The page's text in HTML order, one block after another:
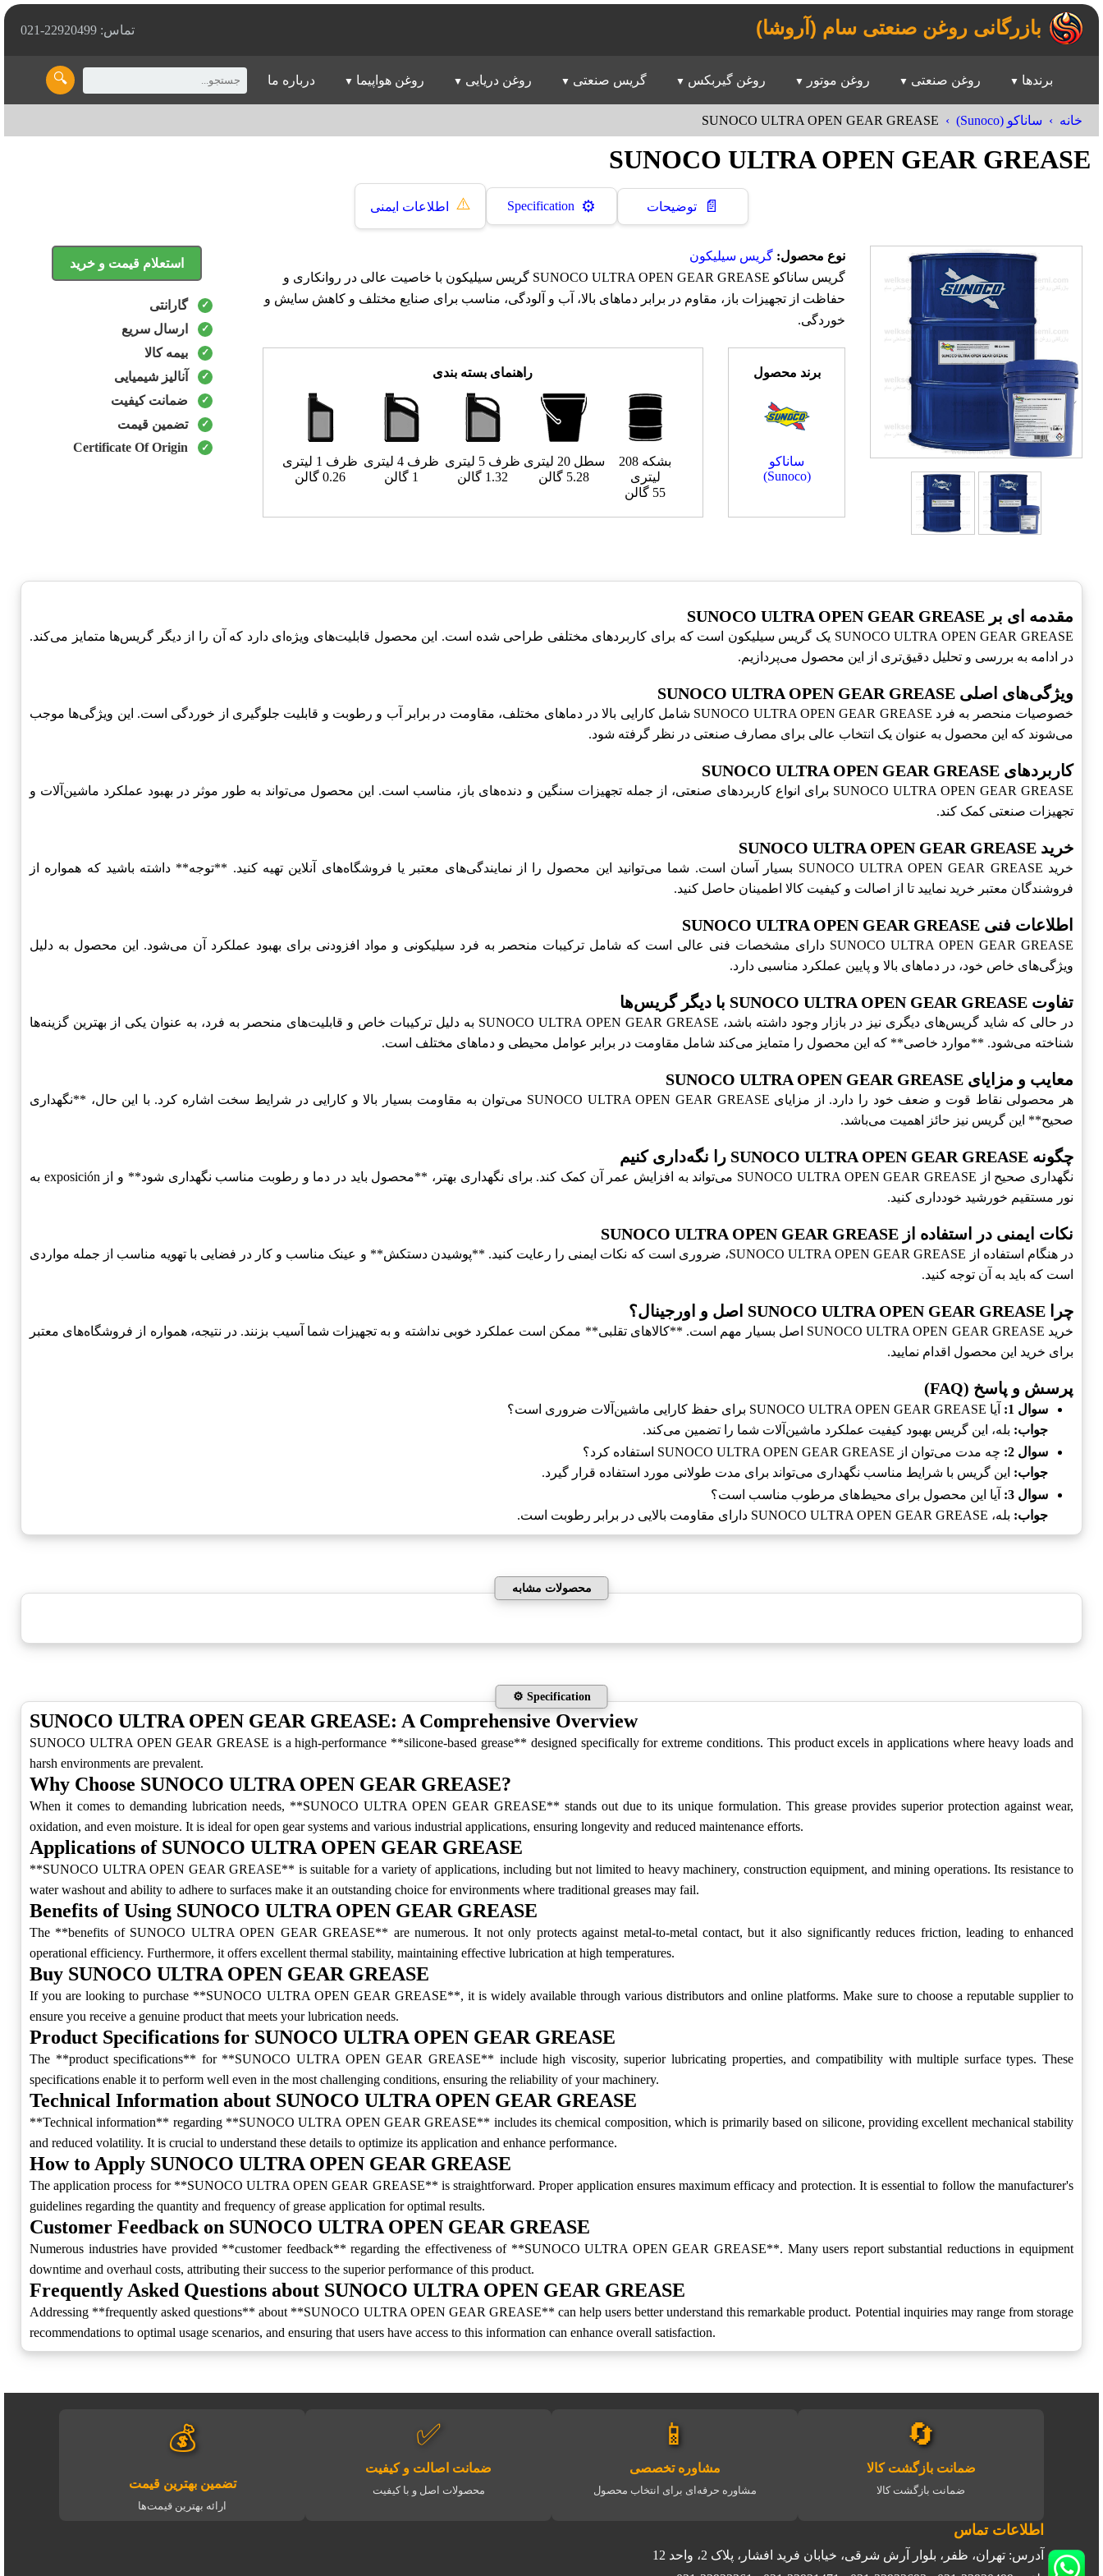
بازرگانی روغن صنعتی سام (آروشا) تماس: 22920499-021
🔍 برندها روغن صنعتی روغن موتور روغن گیربکس گریس صنعتی روغن دریایی روغن هواپیما درباره ما
خانه ساناکو (Sunoco) SUNOCO ULTRA OPEN GEAR GREASE
SUNOCO ULTRA OPEN GEAR GREASE
📄 توضیحات ⚙️
Specification
⚠️ اطلاعات ایمنی
نوع محصول: گریس سیلیکون
گریس ساناکو SUNOCO ULTRA OPEN GEAR GREASE گریس سیلیکون با خاصیت عالی در روانکاری و
حفاظت از تجهیزات باز، مقاوم در برابر دماهای بالا، آب و آلودگی، مناسب برای صنایع مختلف و کاهش سایش و
خوردگی.
برند محصول
ساناکو
(Sunoco)
راهنمای بسته بندی
بشکه 208
لیتری
55 گالن
سطل 20 لیتری
5.28 گالن
ظرف 5 لیتری
1.32 گالن
ظرف 4 لیتری
1 گالن
ظرف 1 لیتری
0.26 گالن
استعلام قیمت و خرید
گارانتی
ارسال سریع
بیمه کالا
آنالیز شیمیایی
ضمانت کیفیت
تضمین قیمت
Certificate Of Origin
مقدمه‌ ای بر SUNOCO ULTRA OPEN GEAR GREASE
SUNOCO ULTRA OPEN GEAR GREASE یک گریس سیلیکون است که برای کاربردهای مختلفی طراحی شده است. این محصول قابلیت‌های ویژه‌ای دارد که آن را از دیگر گریس‌ها متمایز می‌کند.
در ادامه به بررسی و تحلیل دقیق‌تری از این محصول می‌پردازیم.
ویژگی‌های اصلی SUNOCO ULTRA OPEN GEAR GREASE
خصوصیات منحصر به فرد SUNOCO ULTRA OPEN GEAR GREASE شامل کارایی بالا در دماهای مختلف، مقاومت در برابر آب و رطوبت و قابلیت جلوگیری از خوردگی است. این ویژگی‌ها موجب
می‌شوند که این محصول به عنوان یک انتخاب عالی برای مصارف صنعتی در نظر گرفته شود.
کاربردهای SUNOCO ULTRA OPEN GEAR GREASE
SUNOCO ULTRA OPEN GEAR GREASE برای انواع کاربردهای صنعتی، از جمله تجهیزات سنگین و دنده‌های باز، مناسب است. این محصول می‌تواند به طور موثر در بهبود عملکرد ماشین‌آلات و
تجهیزات صنعتی کمک کند.
خرید SUNOCO ULTRA OPEN GEAR GREASE
خرید SUNOCO ULTRA OPEN GEAR GREASE بسیار آسان است. شما می‌توانید این محصول را از نمایندگی‌های معتبر یا فروشگاه‌های آنلاین تهیه کنید. **توجه** داشته باشید که همواره از
فروشندگان معتبر خرید نمایید تا از اصالت و کیفیت کالا اطمینان حاصل کنید.
اطلاعات فنی SUNOCO ULTRA OPEN GEAR GREASE
SUNOCO ULTRA OPEN GEAR GREASE دارای مشخصات فنی عالی است که شامل ترکیبات منحصر به فرد سیلیکونی و مواد افزودنی برای بهبود عملکرد آن می‌شود. این محصول به دلیل
ویژگی‌های خاص خود، در دماهای بالا و پایین عملکرد مناسبی دارد.
تفاوت SUNOCO ULTRA OPEN GEAR GREASE با دیگر گریس‌ها
در حالی که شاید گریس‌های دیگری نیز در بازار وجود داشته باشد، SUNOCO ULTRA OPEN GEAR GREASE به دلیل ترکیبات خاص و قابلیت‌های منحصر به فرد، به عنوان یکی از بهترین گزینه‌ها
شناخته می‌شود. **موارد خاصی** که این محصول را متمایز می‌کند شامل مقاومت در برابر عوامل محیطی و دماهای مختلف است.
معایب و مزایای SUNOCO ULTRA OPEN GEAR GREASE
هر محصولی نقاط قوت و ضعف خود را دارد. از مزایای SUNOCO ULTRA OPEN GEAR GREASE می‌توان به مقاومت بسیار بالا و کارایی در شرایط سخت اشاره کرد. با این حال، **نگهداری
صحیح** این گریس نیز حائز اهمیت می‌باشد.
چگونه SUNOCO ULTRA OPEN GEAR GREASE را نگه‌داری کنیم
نگهداری صحیح از SUNOCO ULTRA OPEN GEAR GREASE می‌تواند به افزایش عمر آن کمک کند. برای نگهداری بهتر، **محصول باید در دما و رطوبت مناسب نگهداری شود** و از exposición به
نور مستقیم خورشید خودداری کنید.
نکات ایمنی در استفاده از SUNOCO ULTRA OPEN GEAR GREASE
در هنگام استفاده از SUNOCO ULTRA OPEN GEAR GREASE، ضروری است که نکات ایمنی را رعایت کنید. **پوشیدن دستکش** و عینک مناسب و کار در فضایی با تهویه مناسب از جمله مواردی
است که باید به آن توجه کنید.
چرا SUNOCO ULTRA OPEN GEAR GREASE اصل و اورجینال؟
خرید SUNOCO ULTRA OPEN GEAR GREASE اصل بسیار مهم است. **کالاهای تقلبی** ممکن است عملکرد خوبی نداشته و به تجهیزات شما آسیب بزنند. در نتیجه، همواره از فروشگاه‌های معتبر
برای خرید این محصول اقدام نمایید.
پرسش و پاسخ (FAQ)
سوال 1:
آیا SUNOCO ULTRA OPEN GEAR GREASE برای حفظ کارایی ماشین‌آلات ضروری است؟
جواب: بله، این گریس بهبود کیفیت عملکرد ماشین‌آلات شما را تضمین می‌کند.
سوال 2:
چه مدت می‌توان از SUNOCO ULTRA OPEN GEAR GREASE استفاده کرد؟
جواب: این گریس با شرایط مناسب نگهداری می‌تواند برای مدت طولانی مورد استفاده قرار گیرد.
سوال 3:
آیا این محصول برای محیط‌های مرطوب مناسب است؟
جواب: بله، SUNOCO ULTRA OPEN GEAR GREASE دارای مقاومت بالایی در برابر رطوبت است.
محصولات مشابه
⚙️ Specification
SUNOCO ULTRA OPEN GEAR GREASE: A Comprehensive Overview
SUNOCO ULTRA OPEN GEAR GREASE is a high-performance **silicone-based grease** designed specifically for extreme conditions. This product excels in applications where heavy loads and
harsh environments are prevalent.
Why Choose SUNOCO ULTRA OPEN GEAR GREASE?
When it comes to demanding lubrication needs, **SUNOCO ULTRA OPEN GEAR GREASE** stands out due to its unique formulation. This grease provides superior protection against wear,
oxidation, and even moisture. It is ideal for open gear systems and various industrial applications, ensuring longevity and reduced maintenance efforts.
Applications of SUNOCO ULTRA OPEN GEAR GREASE
**SUNOCO ULTRA OPEN GEAR GREASE** is suitable for a variety of applications, including but not limited to heavy machinery, construction equipment, and mining operations. Its resistance to
water washout and ability to adhere to surfaces make it an outstanding choice for environments where traditional greases may fail.
Benefits of Using SUNOCO ULTRA OPEN GEAR GREASE
The **benefits of SUNOCO ULTRA OPEN GEAR GREASE** are numerous. It not only protects against metal-to-metal contact, but it also significantly reduces friction, leading to enhanced
operational efficiency. Furthermore, it offers excellent thermal stability, maintaining effective lubrication at high temperatures.
Buy SUNOCO ULTRA OPEN GEAR GREASE
If you are looking to purchase **SUNOCO ULTRA OPEN GEAR GREASE**, it is widely available through various distributors and online platforms. Make sure to choose a reputable supplier to
ensure you receive a genuine product that meets your lubrication needs.
Product Specifications for SUNOCO ULTRA OPEN GEAR GREASE
The **product specifications** for **SUNOCO ULTRA OPEN GEAR GREASE** include high viscosity, superior lubricating properties, and compatibility with multiple surface types. These
specifications enable it to perform well even in the most challenging conditions, ensuring the reliability of your machinery.
Technical Information about SUNOCO ULTRA OPEN GEAR GREASE
**Technical information** regarding **SUNOCO ULTRA OPEN GEAR GREASE** includes its chemical composition, which is primarily based on silicone, providing excellent mechanical stability
and reduced volatility. It is crucial to understand these details to optimize its application and enhance performance.
How to Apply SUNOCO ULTRA OPEN GEAR GREASE
The application process for **SUNOCO ULTRA OPEN GEAR GREASE** is straightforward. Proper application ensures maximum efficacy and protection. It is essential to follow the manufacturer's
guidelines regarding the quantity and frequency of grease application for optimal results.
Customer Feedback on SUNOCO ULTRA OPEN GEAR GREASE
Numerous industries have provided **customer feedback** regarding the effectiveness of **SUNOCO ULTRA OPEN GEAR GREASE**. Many users report substantial reductions in equipment
downtime and overhaul costs, attributing their success to the superior performance of this product.
Frequently Asked Questions about SUNOCO ULTRA OPEN GEAR GREASE
Addressing **frequently asked questions** about **SUNOCO ULTRA OPEN GEAR GREASE** can help users better understand this remarkable product. Potential inquiries may range from storage
recommendations to optimal usage scenarios, and ensuring that users have access to this information can enhance overall satisfaction.
🔄
ضمانت بازگشت کالا
ضمانت بازگشت کالا
📱
مشاوره تخصصی
مشاوره حرفه‌ای برای انتخاب محصول
✅
ضمانت اصالت و کیفیت
محصولات اصل و با کیفیت
💰
تضمین بهترین قیمت
ارائه بهترین قیمت‌ها
اطلاعات تماس
آدرس: تهران، ظفر، بلوار آرش شرقی، خیابان فرید افشار، پلاک 2، واحد 12